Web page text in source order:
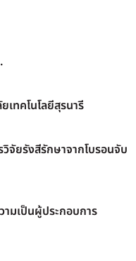
เทคโนโลยีสุรนารี
จัยรังสีรักษาจากโบรอนจับ
มเป็นผู้ประกอบการ